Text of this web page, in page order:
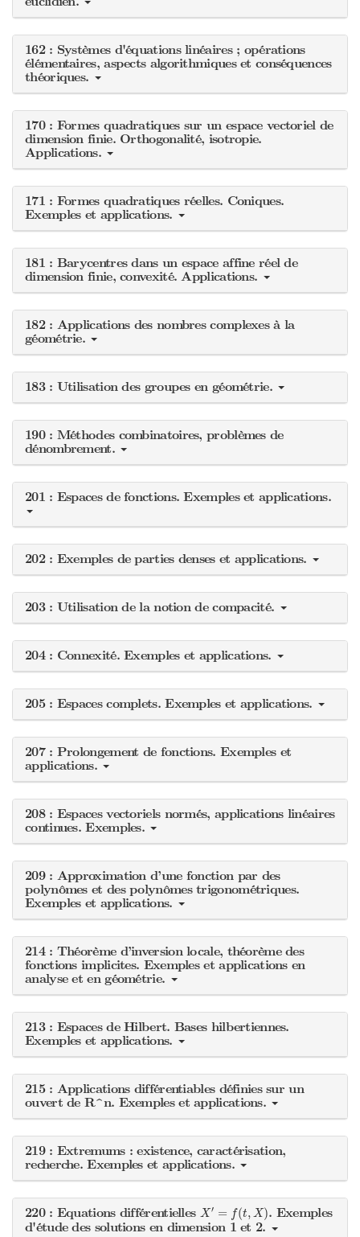
162 : Systèmes d'équations linéaires ; opérations
élémentaires, aspects algorithmiques et conséquences
théoriques.
170 : Formes quadratiques sur un espace vectoriel de
dimension finie. Orthogonalité, isotropie.
Applications.
171 : Formes quadratiques réelles. Coniques.
Exemples et applications.
181 : Barycentres dans un espace affine réel de
dimension finie, convexité. Applications.
182 : Applications des nombres complexes à la
géométrie.
183 : Utilisation des groupes en géométrie.
190 : Méthodes combinatoires, problèmes de
dénombrement.
201 : Espaces de fonctions. Exemples et applications.
202 : Exemples de parties denses et applications.
203 : Utilisation de la notion de compacité.
204 : Connexité. Exemples et applications.
205 : Espaces complets. Exemples et applications.
207 : Prolongement de fonctions. Exemples et
applications.
208 : Espaces vectoriels normés, applications linéaires
continues. Exemples.
209 : Approximation d’une fonction par des
polynômes et des polynômes trigonométriques.
Exemples et applications.
214 : Théorème d’inversion locale, théorème des
fonctions implicites. Exemples et applications en
analyse et en géométrie.
213 : Espaces de Hilbert. Bases hilbertiennes.
Exemples et applications.
215 : Applications différentiables définies sur un
ouvert de R^n. Exemples et applications.
219 : Extremums : existence, caractérisation,
recherche. Exemples et applications.
220 : Equations différentielles X′ = f(t, X)
X′= t,X
. Exemples
d'étude des solutions en dimension 1 et 2.